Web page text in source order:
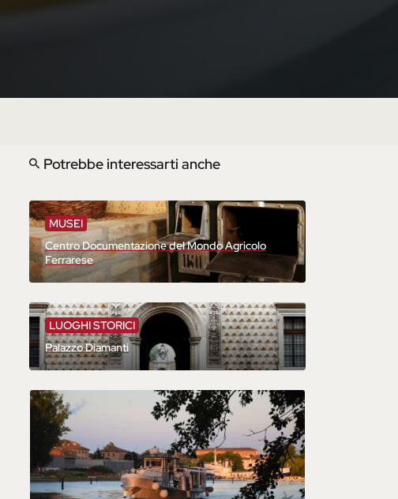
Potrebbe interessarti anche
MUSEI
Centro Documentazione del Mondo Agricolo
Ferrarese
LUOGHI STORICI
Palazzo Diamanti